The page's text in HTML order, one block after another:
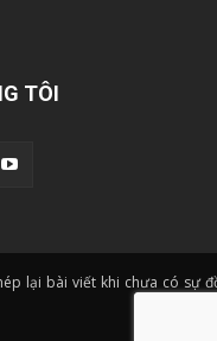
TÔI
lại bài viết khi chưa có sự